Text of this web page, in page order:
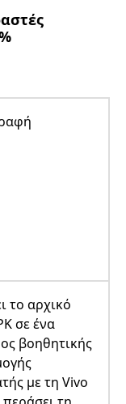
το αρχικό
σε ένα
βοηθητικής
με τη Vivo